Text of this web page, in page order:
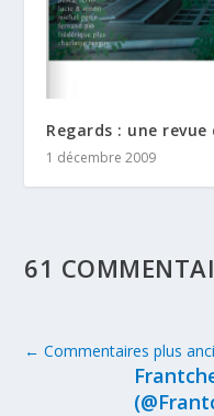
Regards : une
1 décembre 2009
61
← Commentaires plus